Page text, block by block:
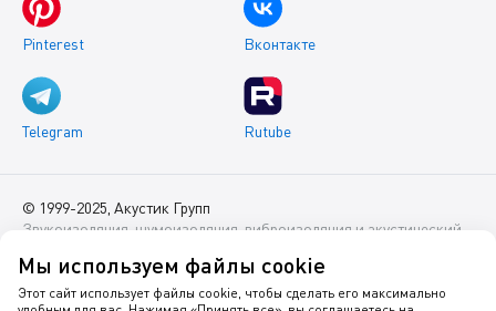
Pinterest Вконтакте
Telegram Rutube
© 1999-2025, Акустик Групп
Звукоизоляция, шумоизоляция, виброизоляция и акустический
Данный интернет-сайт носит исключительно информационный
Мы используем файлы cookie
Этот сайт использует файлы cookie, чтобы сделать его максимально